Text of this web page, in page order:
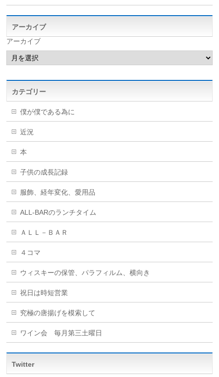
アーカイブ
アーカイブ
カテゴリー
僕が僕である為に
近況
本
子供の成長記録
服飾、経年変化、愛用品
ALL-BARのランチタイム
ＡＬＬ－ＢＡＲ
４コマ
ウィスキーの保管、パラフィルム、横向き
祝日は時短営業
究極の唐揚げを模索して
ワイン会 毎月第三土曜日
Twitter